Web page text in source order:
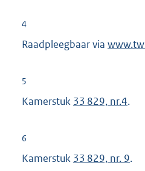
4
Raadpleegbaar via E
r
5
Kamerstuk 33 829, nr.4.
6
Kamerstuk 33 829, nr. 9.